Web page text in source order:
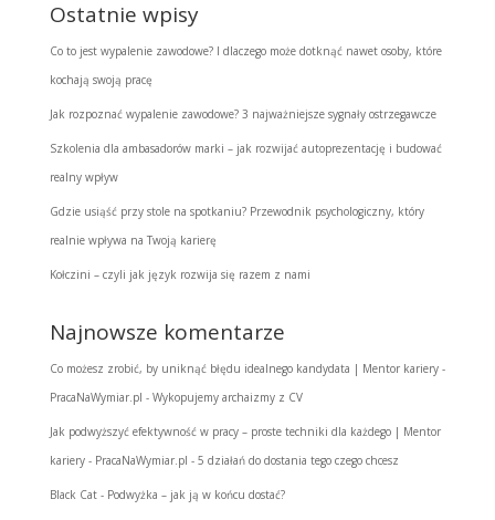
Ostatnie wpisy
Co to jest wypalenie zawodowe? I dlaczego może dotknąć nawet osoby, które
kochają swoją pracę
Jak rozpoznać wypalenie zawodowe? 3 najważniejsze sygnały ostrzegawcze
Szkolenia dla ambasadorów marki – jak rozwijać autoprezentację i budować
realny wpływ
Gdzie usiąść przy stole na spotkaniu? Przewodnik psychologiczny, który
realnie wpływa na Twoją karierę
Kołczini – czyli jak język rozwija się razem z nami
Najnowsze komentarze
Co możesz zrobić, by uniknąć błędu idealnego kandydata | Mentor kariery -
PracaNaWymiar.pl - Wykopujemy archaizmy z CV
Jak podwyższyć efektywność w pracy – proste techniki dla każdego | Mentor
kariery - PracaNaWymiar.pl - 5 działań do dostania tego czego chcesz
Black Cat- Podwyżka – jak ją w końcu dostać?